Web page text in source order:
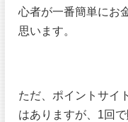
心者が一番簡単にお
思います。
ただ、ポイントサイ
はありますが、1回